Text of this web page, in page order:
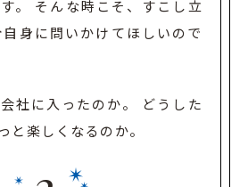
。 そんな時こそ、 すこし立
身に問いかけてほしいので
社に入ったのか。 どうした
と楽しくなるのか。